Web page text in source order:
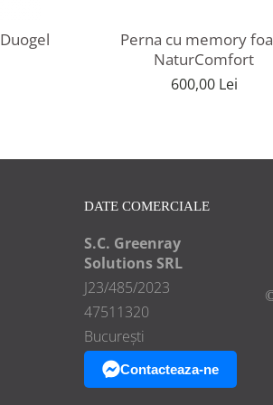
Perna cu memory foam Duogel
Perna cu memory
NaturComfort
600,00 Lei
DATE COMERCIALE
S.C. Greenray
Solutions SRL
J23/485/2023
47511320
București
Contacteaza-ne